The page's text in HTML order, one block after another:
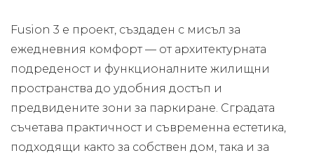
Fusion 3 е проект, създаден с мисъл за
ежедневния комфорт — от архитектурната
подреденост и функционалните жилищни
пространства до удобния достъп и
предвидените зони за паркиране. Сградата
съчетава практичност и съвременна естетика,
подходящи както за собствен дом, така и за